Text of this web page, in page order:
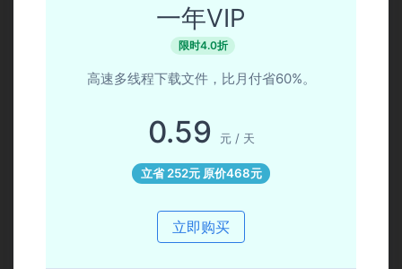
一年VIP
限时4.0折
高速多线程下载文件，比月付省60%。
0.59 元 / 天
立省 252元 原价468元
立即购买